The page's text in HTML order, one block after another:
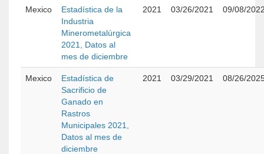
Mexico
Estadística de la
Industria
Minerometalúrgica
2021, Datos al
mes de diciembre
2021 03/26/2021 09/08/
Mexico
Estadística de
Sacrificio de
Ganado en
Rastros
Municipales 2021,
Datos al mes de
diciembre
2021 03/29/2021 08/26/